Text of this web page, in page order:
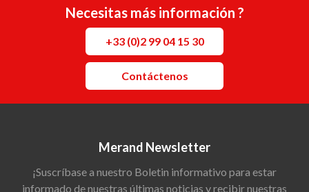
Necesitas más información ?
+33 (0)2 99 04 15 30
Contáctenos
Merand Newsletter
¡Suscríbase a nuestro Boletin informativo para estar
informado de nuestras últimas noticias y recibir nuestras